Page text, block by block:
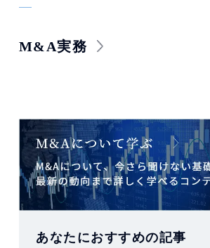
M&A実務
あなたにおすすめの記事